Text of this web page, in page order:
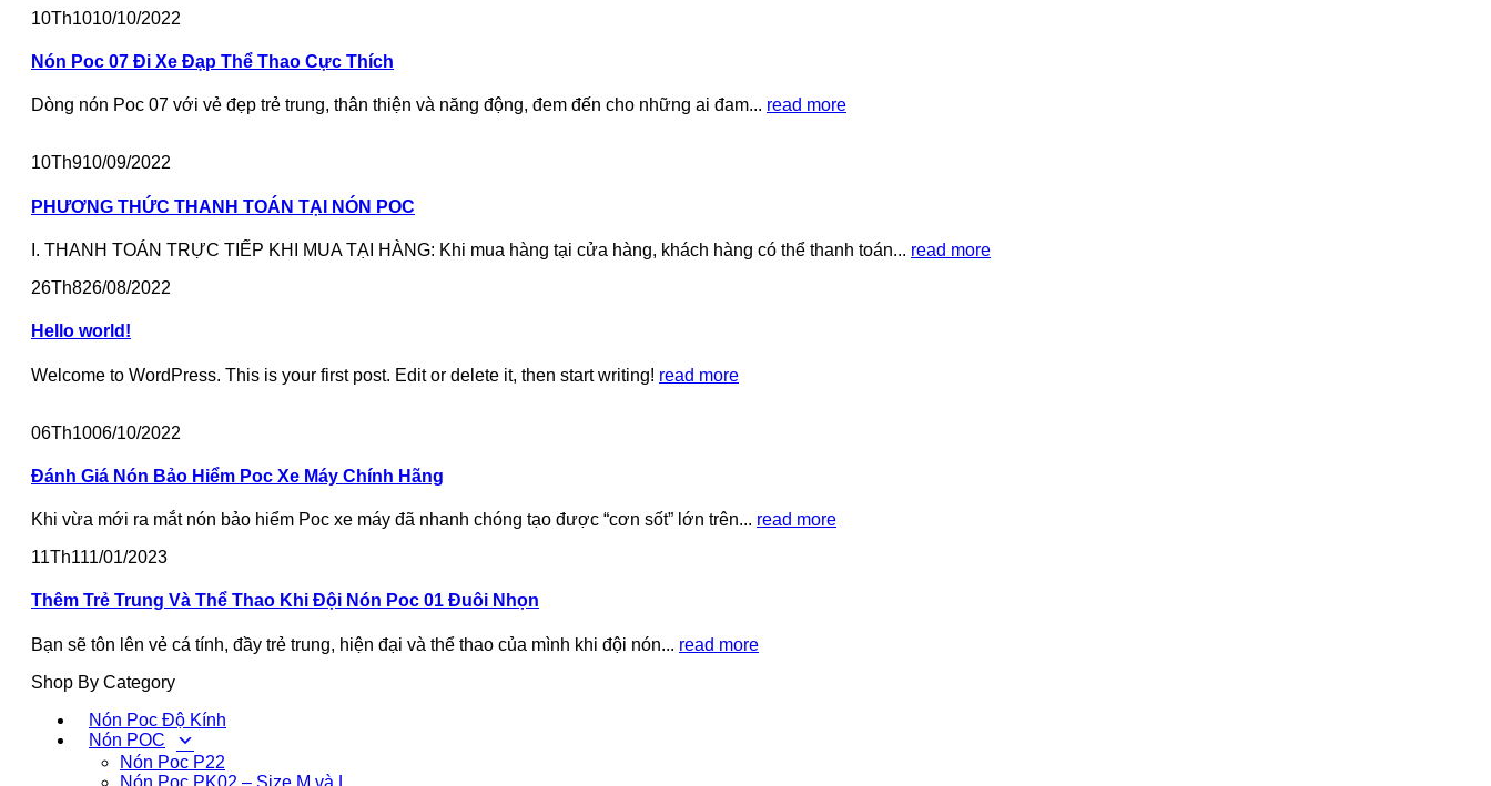
10Th1010/10/2022
Nón Poc 07 Đi Xe Đạp Thể Thao Cực Thích
Dòng nón Poc 07 với vẻ đẹp trẻ trung, thân thiện và năng động, đem đến cho những ai đam... read more
10Th910/09/2022
PHƯƠNG THỨC THANH TOÁN TẠI NÓN POC
I. THANH TOÁN TRỰC TIẾP KHI MUA TẠI HÀNG: Khi mua hàng tại cửa hàng, khách hàng có thể thanh toán... read more
26Th826/08/2022
Hello world!
Welcome to WordPress. This is your first post. Edit or delete it, then start writing! read more
06Th1006/10/2022
Đánh Giá Nón Bảo Hiểm Poc Xe Máy Chính Hãng
Khi vừa mới ra mắt nón bảo hiểm Poc xe máy đã nhanh chóng tạo được “cơn sốt” lớn trên... read more
11Th111/01/2023
Thêm Trẻ Trung Và Thể Thao Khi Đội Nón Poc 01 Đuôi Nhọn
Bạn sẽ tôn lên vẻ cá tính, đầy trẻ trung, hiện đại và thể thao của mình khi đội nón... read more
Shop By Category
Nón Poc Độ Kính
Nón POC
Nón Poc P22
Nón Poc PK02 – Size M và L